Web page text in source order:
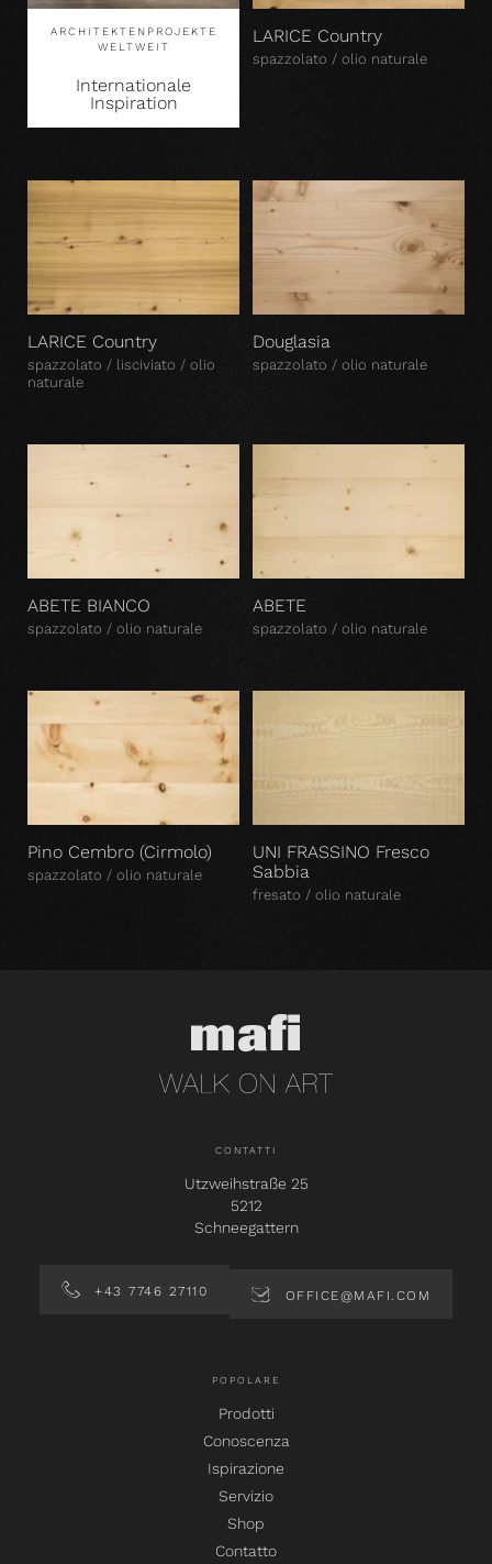
ARCHITEKTENPROJEKTE
WELTWEIT
Internationale
Inspiration
LARICE Country
spazzolato / olio naturale
LARICE Country
spazzolato / lisciviato / olio
naturale
Douglasia
spazzolato / olio naturale
ABETE BIANCO
spazzolato / olio naturale
ABETE
spazzolato / olio naturale
Pino Cembro (Cirmolo)
spazzolato / olio naturale
UNI FRASSINO Fresco
Sabbia
fresato / olio naturale
CONTATTI
Utzweihstraße 25
5212
Schneegattern
+43 7746 27110 OFFICE@MAFI.COM
POPOLARE
Prodotti
Conoscenza
Ispirazione
Servizio
Shop
Contatto